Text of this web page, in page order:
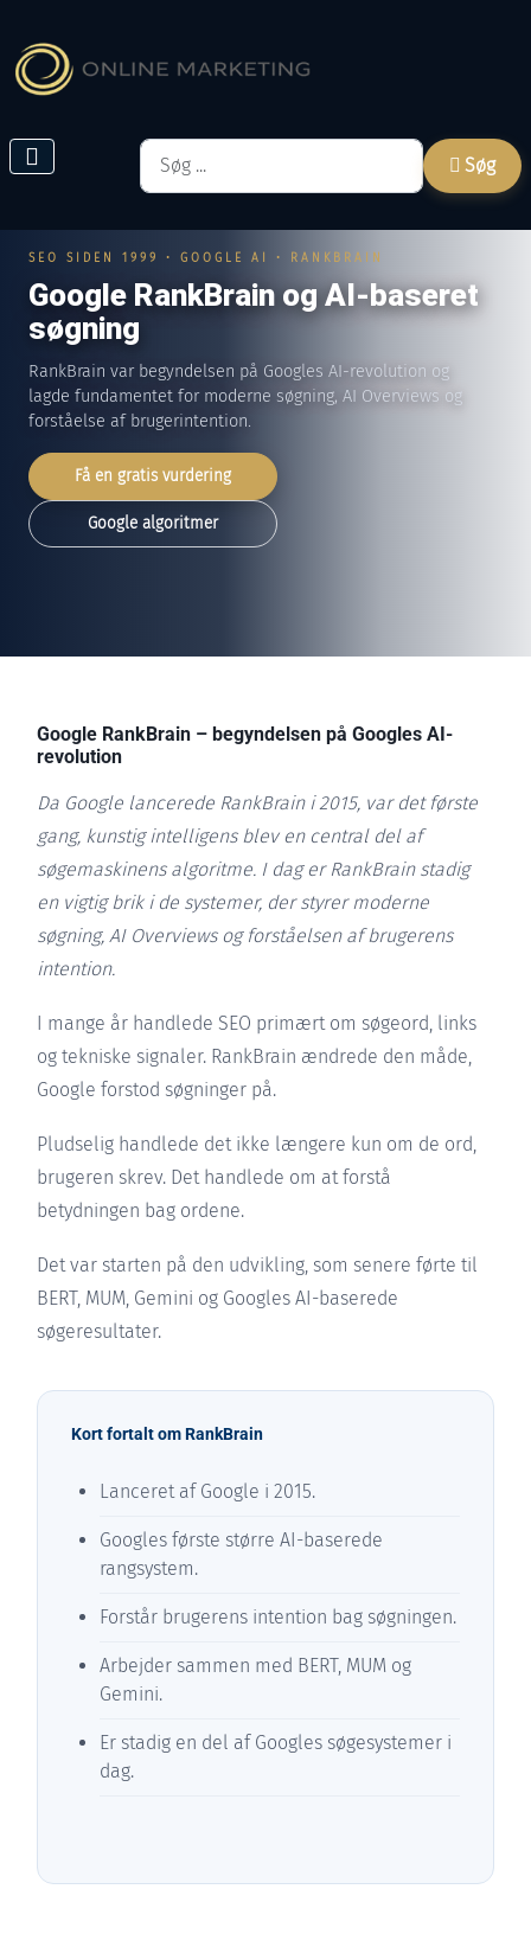
Søg
Søg
SEO SIDEN 1999 • GOOGLE AI • RANKBRAIN
Google RankBrain og AI-baseret
søgning
RankBrain var begyndelsen på Googles AI-revolution og
lagde fundamentet for moderne søgning, AI Overviews og
forståelse af brugerintention.
Få en gratis vurdering
Google algoritmer
Google RankBrain – begyndelsen på Googles AI-
revolution
Da Google lancerede RankBrain i 2015, var det første
gang, kunstig intelligens blev en central del af
søgemaskinens algoritme. I dag er RankBrain stadig
en vigtig brik i de systemer, der styrer moderne
søgning, AI Overviews og forståelsen af brugerens
intention.
I mange år handlede SEO primært om søgeord, links
og tekniske signaler. RankBrain ændrede den måde,
Google forstod søgninger på.
Pludselig handlede det ikke længere kun om de ord,
brugeren skrev. Det handlede om at forstå
betydningen bag ordene.
Det var starten på den udvikling, som senere førte til
BERT, MUM, Gemini og Googles AI-baserede
søgeresultater.
Kort fortalt om RankBrain
Lanceret af Google i 2015.
Googles første større AI-baserede
rangsystem.
Forstår brugerens intention bag søgningen.
Arbejder sammen med BERT, MUM og
Gemini.
Er stadig en del af Googles søgesystemer i
dag.